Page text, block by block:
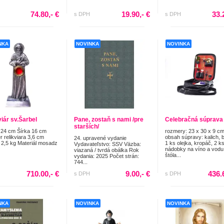
74.80,- € s DPH 19.90,- € s DPH
sv.Šarbel
cm Šírka 16 cm
relikviara 3,6 cm
kg Materiál mosadz
710.00,- €
NOVINKA
Pane, zostaň s nami /pre
starších/
24. upravené vydanie
Vydavateľstvo: SSV Väzba:
viazaná / tvrdá obálka Rok
vydania: 2025 Počet strán:
744...
s DPH
9.00,- €
NOVINKA
Celebračná súprava
rozmery: 23 x 30 x 9 cm
obsah súpravy: kalich,
1 ks olejka, kropáč, 2 ks
nádobky na víno a
štóla...
s DPH
NOVINKA NOVINKA